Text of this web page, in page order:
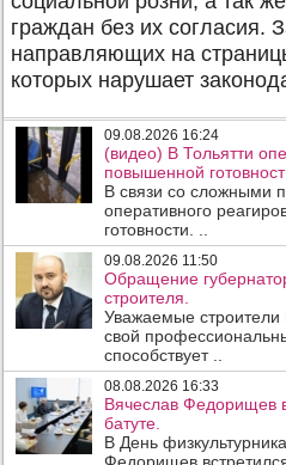
09.08.2026 16:24
(видео) В Тольятти
повышенной
В связи со сложными
оперативного
готовности. ..
09.08.2026 11:50
Обращение
строителя.
Уважаемые строители
свой
способствует ..
08.08.2026 16:33
Вячеслав Федорищев
батуте.
В День